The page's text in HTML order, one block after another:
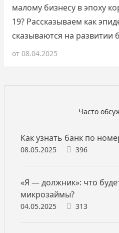
малому бизнесу в эпоху
19? Рассказываем как
сказываются на развитии
от 08.04.2025
Часто
Как узнать банк по
08.05.2025 396
«Я — должник»‎: что
микрозаймы?
04.05.2025 313